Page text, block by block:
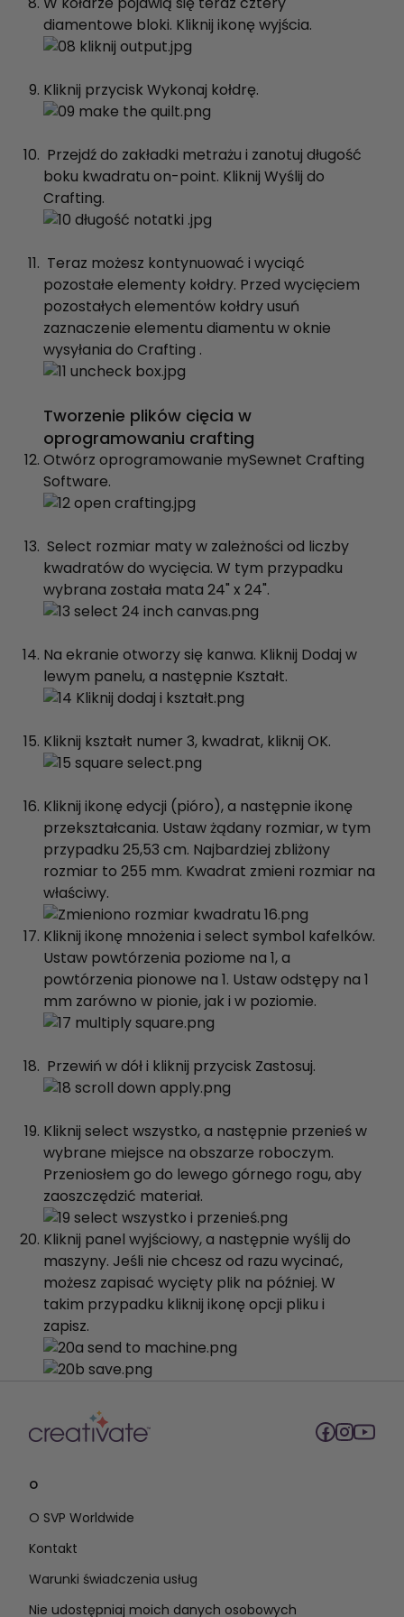
diamentowe bloki. Kliknij ikonę wyjścia.
Kliknij przycisk Wykonaj kołdrę.
Przejdź do zakładki metrażu i zanotuj długość
boku kwadratu on-point. Kliknij Wyślij do
Crafting.
Teraz możesz kontynuować i wyciąć
pozostałe elementy kołdry. Przed wycięciem
pozostałych elementów kołdry usuń
zaznaczenie elementu diamentu w oknie
wysyłania do Crafting .
Tworzenie plików cięcia w
oprogramowaniu crafting
Otwórz oprogramowanie mySewnet Crafting
Software.
Select rozmiar maty w zależności od liczby
kwadratów do wycięcia. W tym przypadku
wybrana została mata 24" x 24".
Na ekranie otworzy się kanwa. Kliknij Dodaj w
lewym panelu, a następnie Kształt.
Kliknij kształt numer 3, kwadrat, kliknij OK.
Kliknij ikonę edycji (pióro), a następnie ikonę
przekształcania. Ustaw żądany rozmiar, w tym
przypadku 25,53 cm. Najbardziej zbliżony
rozmiar to 255 mm. Kwadrat zmieni rozmiar na
właściwy.
Kliknij ikonę mnożenia i select symbol kafelków.
Ustaw powtórzenia poziome na 1, a
powtórzenia pionowe na 1. Ustaw odstępy na 1
mm zarówno w pionie, jak i w poziomie.
Przewiń w dół i kliknij przycisk Zastosuj.
Kliknij select wszystko, a następnie przenieś w
wybrane miejsce na obszarze roboczym.
Przeniosłem go do lewego górnego rogu, aby
zaoszczędzić materiał.
Kliknij panel wyjściowy, a następnie wyślij do
maszyny. Jeśli nie chcesz od razu wycinać,
możesz zapisać wycięty plik na później. W
takim przypadku kliknij ikonę opcji pliku i
zapisz.
O
O SVP Worldwide
Kontakt
Warunki świadczenia usług
Nie udostępniaj moich danych osobowych